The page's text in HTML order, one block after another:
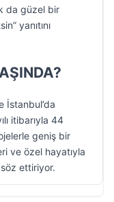
da güzel bir
yanıtını
İstanbul’da
itibarıyla 44
geniş bir
ve özel hayatıyla
ettiriyor.